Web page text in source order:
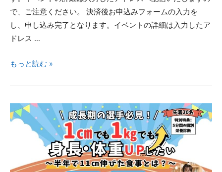
慣
さ
な
い
事
2
／
で、ご注意ください。 決済後お申込みフォームの入力を
し、申し込み完了となります。イベントの詳細は入力したア
ドレス …
成
を
最
活
もっと読む »